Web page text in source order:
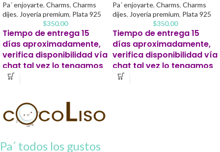
Pa´ enjoyarte, Charms, Charms
dijes, Joyería premium, Plata 925
$350.00
Tiempo de entrega 15
días aproximadamente,
verifica disponibilidad vía
chat tal vez lo tengamos
listo antes.
contra entrega se solicitará un 20%
de apartado para iniciar tu pedido.
Pa´ enjoyarte, Charms, Charms
dijes, Joyería premium, Plata 925
$350.00
Tiempo de entrega 15
días aproximadamente,
verifica disponibilidad vía
chat tal vez lo tengamos
listo antes.
Pa´ todos los gustos